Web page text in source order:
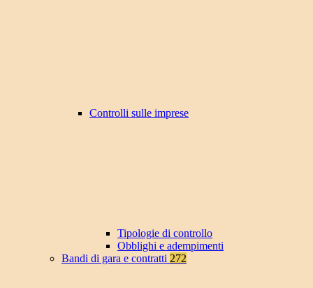
Controlli sulle imprese
Tipologie di controllo
Obblighi e adempimenti
Bandi di gara e contratti 272